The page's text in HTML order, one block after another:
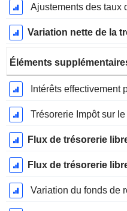
Ajustements des taux
Variation nette de la
Éléments
Intérêts effectivement
Variation du fonds de